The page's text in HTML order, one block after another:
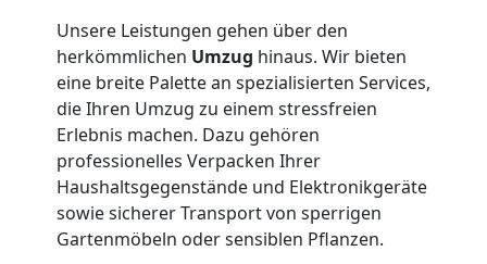
Unsere Leistungen gehen über den
herkömmlichen Umzug hinaus. Wir bieten
eine breite Palette an spezialisierten Services,
die Ihren Umzug zu einem stressfreien
Erlebnis machen. Dazu gehören
professionelles Verpacken Ihrer
Haushaltsgegenstände und Elektronikgeräte
sowie sicherer Transport von sperrigen
Gartenmöbeln oder sensiblen Pflanzen.
Kleiner
Umzug
Wiener
Neustadt